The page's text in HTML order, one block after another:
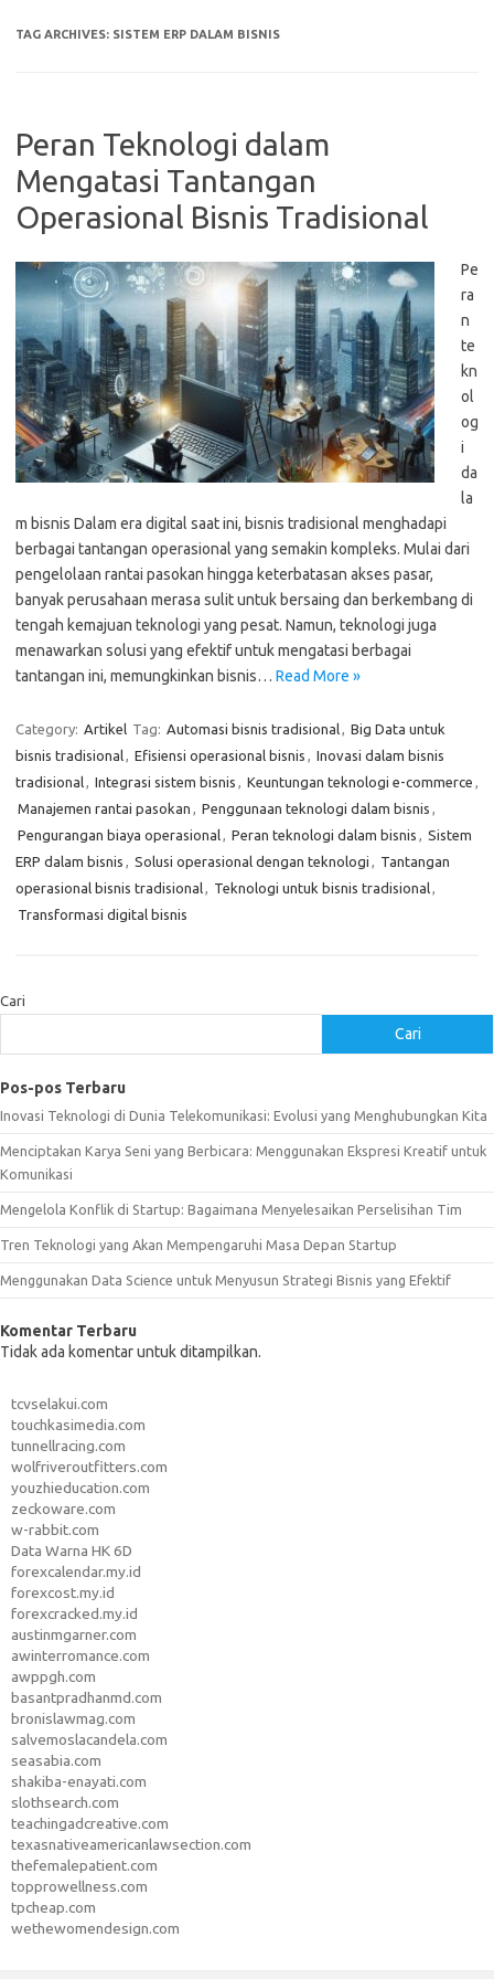
TAG ARCHIVES: SISTEM ERP DALAM BISNIS
Peran Teknologi dalam
Mengatasi Tantangan
Operasional Bisnis Tradisional
Pe
ra
n
te
kn
ol
og
i
da
la
m bisnis Dalam era digital saat ini, bisnis tradisional menghadapi
berbagai tantangan operasional yang semakin kompleks. Mulai dari
pengelolaan rantai pasokan hingga keterbatasan akses pasar,
banyak perusahaan merasa sulit untuk bersaing dan berkembang di
tengah kemajuan teknologi yang pesat. Namun, teknologi juga
menawarkan solusi yang efektif untuk mengatasi berbagai
tantangan ini, memungkinkan bisnis… Read More »
Category: Artikel Tag: Automasi bisnis tradisional, Big Data untuk
bisnis tradisional, Efisiensi operasional bisnis , Inovasi dalam bisnis
tradisional, Integrasi sistem bisnis , Keuntungan teknologi e-commerce ,
Manajemen rantai pasokan , Penggunaan teknologi dalam bisnis ,
Pengurangan biaya operasional, Peran teknologi dalam bisnis , Sistem
ERP dalam bisnis , Solusi operasional dengan teknologi , Tantangan
operasional bisnis tradisional, Teknologi untuk bisnis tradisional,
Transformasi digital bisnis
Cari
Cari
Pos-pos Terbaru
Inovasi Teknologi di Dunia Telekomunikasi: Evolusi yang Menghubungkan Kita
Menciptakan Karya Seni yang Berbicara: Menggunakan Ekspresi Kreatif untuk
Komunikasi
Mengelola Konflik di Startup: Bagaimana Menyelesaikan Perselisihan Tim
Tren Teknologi yang Akan Mempengaruhi Masa Depan Startup
Menggunakan Data Science untuk Menyusun Strategi Bisnis yang Efektif
Komentar Terbaru
Tidak ada komentar untuk ditampilkan.
tcvselakui.com
touchkasimedia.com
tunnellracing.com
wolfriveroutfitters.com
youzhieducation.com
zeckoware.com
w-rabbit.com
Data Warna HK 6D
forexcalendar.my.id
forexcost.my.id
forexcracked.my.id
austinmgarner.com
awinterromance.com
awppgh.com
basantpradhanmd.com
bronislawmag.com
salvemoslacandela.com
seasabia.com
shakiba-enayati.com
slothsearch.com
teachingadcreative.com
texasnativeamericanlawsection.com
thefemalepatient.com
topprowellness.com
tpcheap.com
wethewomendesign.com